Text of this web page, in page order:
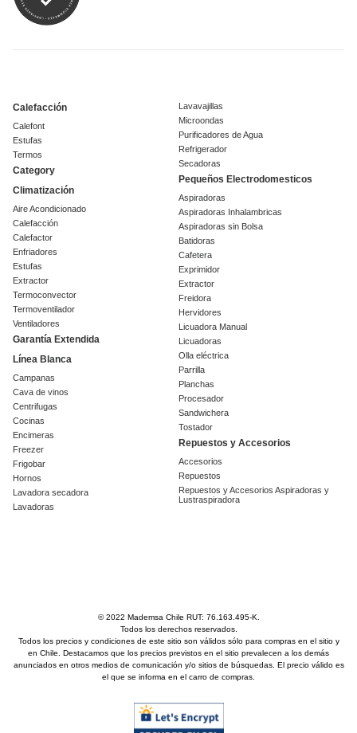
Calefacción
Calefont
Estufas
Termos
Category
Climatización
Aire Acondicionado
Calefacción
Calefactor
Enfriadores
Estufas
Extractor
Termoconvector
Termoventilador
Ventiladores
Garantía Extendida
Línea Blanca
Campanas
Cava de vinos
Centrifugas
Cocinas
Encimeras
Freezer
Frigobar
Hornos
Lavadora secadora
Lavadoras
Lavavajillas
Microondas
Purificadores de Agua
Refrigerador
Secadoras
Pequeños Electrodomesticos
Aspiradoras
Aspiradoras Inhalambricas
Aspiradoras sin Bolsa
Batidoras
Cafetera
Exprimidor
Extractor
Freidora
Hervidores
Licuadora Manual
Licuadoras
Olla eléctrica
Parrilla
Planchas
Procesador
Sandwichera
Tostador
Repuestos y Accesorios
Accesorios
Repuestos
Repuestos y Accesorios Aspiradoras y
Lustraspiradora
© 2022 Mademsa Chile RUT: 76.163.495-K.
Todos los derechos reservados.
Todos los precios y condiciones de este sitio son válidos sólo para compras en el sitio y
en Chile. Destacamos que los precios previstos en el sitio prevalecen a los demás
anunciados en otros medios de comunicación y/o sitios de búsquedas. El precio válido es
el que se informa en el carro de compras.